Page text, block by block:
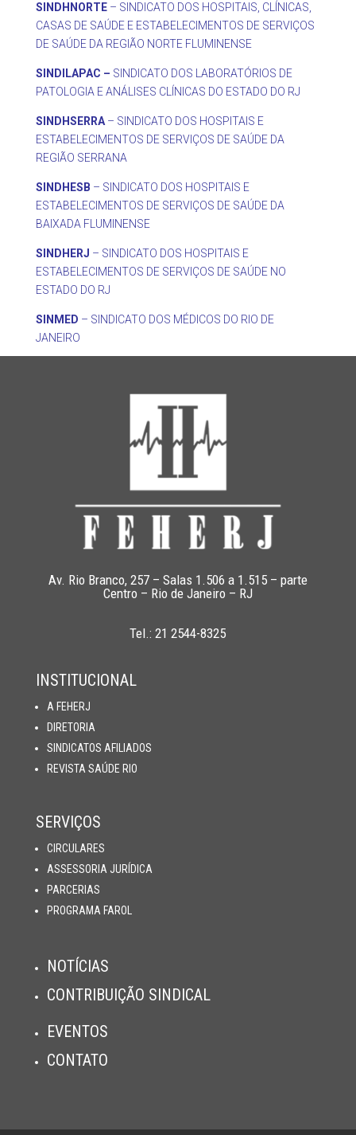
SINDHNORTE– SINDICATO DOS HOSPITAIS, CLÍNICAS,
CASAS DE SAÚDE E ESTABELECIMENTOS DE SERVIÇOS
DE SAÚDE DA REGIÃO NORTE FLUMINENSE
SINDILAPAC – SINDICATO DOS LABORATÓRIOS DE
PATOLOGIA E ANÁLISES CLÍNICAS DO ESTADO DO RJ
SINDHSERRA– SINDICATO DOS HOSPITAIS E
ESTABELECIMENTOS DE SERVIÇOS DE SAÚDE DA
REGIÃO SERRANA
SINDHESB – SINDICATO DOS HOSPITAIS E
ESTABELECIMENTOS DE SERVIÇOS DE SAÚDE DA
BAIXADA FLUMINENSE
SINDHERJ – SINDICATO DOS HOSPITAIS E
ESTABELECIMENTOS DE SERVIÇOS DE SAÚDE NO
ESTADO DO RJ
SINMED – SINDICATO DOS MÉDICOS DO RIO DE
JANEIRO
Av. Rio Branco, 257 – Salas 1.506 a 1.515 – parte
Centro – Rio de Janeiro – RJ
Tel.: 21 2544-8325
INSTITUCIONAL
A FEHERJ
DIRETORIA
SINDICATOS AFILIADOS
REVISTA SAÚDE RIO
SERVIÇOS
CIRCULARES
ASSESSORIA JURÍDICA
PARCERIAS
PROGRAMA FAROL
NOTÍCIAS
CONTRIBUIÇÃO SINDICAL
EVENTOS
CONTATO